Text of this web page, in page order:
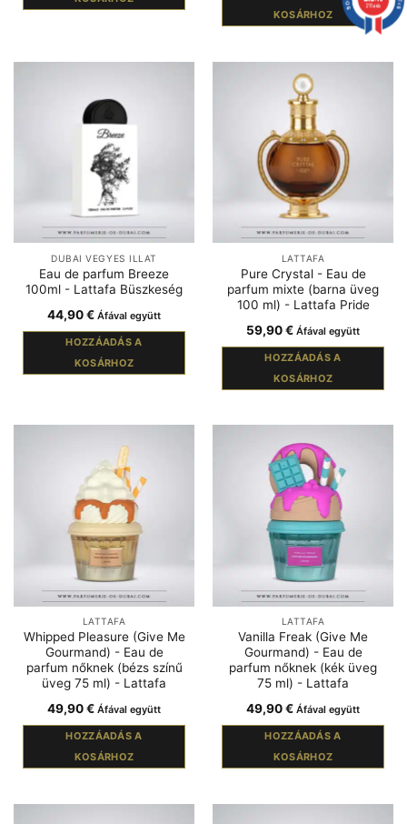
KOSÁRHOZ
DUBAI VEGYES ILLAT
Eau de parfum Breeze
100ml - Lattafa Büszkeség
44,90€ Áfával együtt
HOZZÁADÁS A
KOSÁRHOZ
LATTAFA
Pure Crystal - Eau de
parfum mixte (barna üveg
100 ml) - Lattafa Pride
59,90€ Áfával együtt
HOZZÁADÁS A
KOSÁRHOZ
LATTAFA
Whipped Pleasure (Give Me
Gourmand) - Eau de
parfum nőknek (bézs színű
üveg 75 ml) - Lattafa
49,90€ Áfával együtt
HOZZÁADÁS A
KOSÁRHOZ
LATTAFA
Vanilla Freak (Give Me
Gourmand) - Eau de
parfum nőknek (kék üveg
75 ml) - Lattafa
49,90€ Áfával együtt
HOZZÁADÁS A
KOSÁRHOZ
211 avis